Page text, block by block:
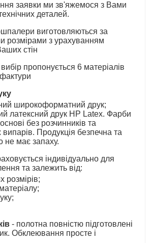
заявки ми зв'яжемося з Вами
деталей.
виготовляються за
розмірами з урахуванням
стін
пропонується 6 матеріалів
фактури
широкоформатний друк;
латексний друк HP Latex. Фарби
без розчинників та
випарів. Продукція безпечна та
не має запаху.
індивідуально для
та залежить від:
розмірів;
- полотна повністю підготовлені
Обклеювання просте і